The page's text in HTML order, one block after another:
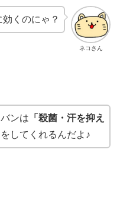
ネコさん
くのにゃ？
ンは 「殺菌・汗を抑え
をしてくれるんだよ♪